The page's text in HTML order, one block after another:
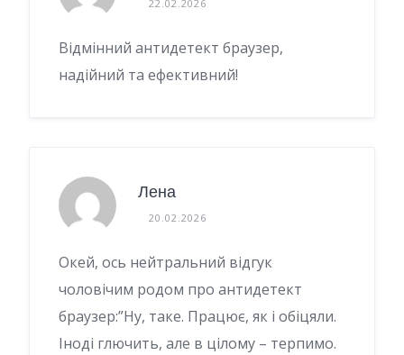
22.02.2026
Відмінний антидетект браузер,
надійний та ефективний!
Лена
20.02.2026
Окей, ось нейтральний відгук
чоловічим родом про антидетект
браузер:”Ну, таке. Працює, як і обіцяли.
Іноді глючить, але в цілому – терпимо.